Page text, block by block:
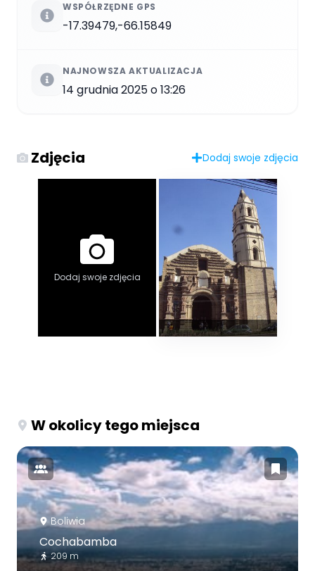
WSPÓŁRZĘDNE GPS
-17.39479,-66.15849
NAJNOWSZA AKTUALIZACJA
14 grudnia 2025 o 13:26
Zdjęcia Dodaj swoje zdjęcia
Dodaj swoje zdjęcia
W okolicy tego miejsca
Boliwia
Cochabamba
209 m